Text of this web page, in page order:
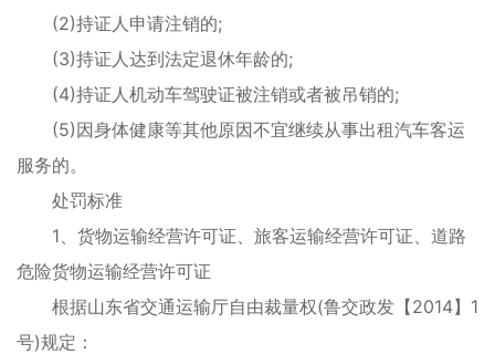
(2)持证人申请注销的;
(3)持证人达到法定退休年龄的;
(4)持证人机动车驾驶证被注销或者被吊销的;
(5)因身体健康等其他原因不宜继续从事出租汽车客运
服务的。
处罚标准
1、货物运输经营许可证、旅客运输经营许可证、道路
危险货物运输经营许可证
根据山东省交通运输厅自由裁量权(鲁交政发【2014】1
号)规定：